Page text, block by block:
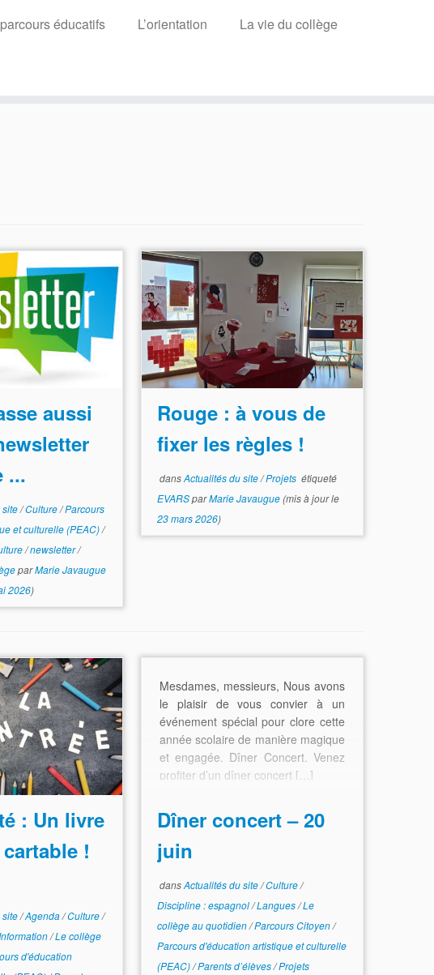
éducatifs L’orientation
La vie du collège
aussi
...
site/Culture/Parcours
et culturelle (PEAC)/
/newsletter/
parMarie Javaugue
2026)
Rouge : à vous de
fixer les règles !
dansActualités du site/Projets étiqueté
EVARSparMarie Javaugue(mis à jour le
23 mars 2026)
: Un livre
!
site/Agenda/Culture/
/Le collège
d'éducation
Mesdames, messieurs, Nous avons
le plaisir de vous convier à un
événement spécial pour clore cette
année scolaire de manière magique
et engagée. Dîner Concert. Venez
profiter d’un dîner concert […]
Dîner concert – 20
juin
dansActualités du site/Culture/
Discipline : espagnol/Langues/Le
collège au quotidien/Parcours Citoyen/
Parcours d'éducation artistique et culturelle
(PEAC)/Parents d’élèves/Projets